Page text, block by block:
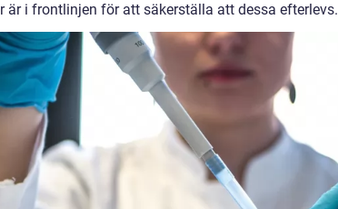
är i frontlinjen för att säkerställa att dessa efterlevs.